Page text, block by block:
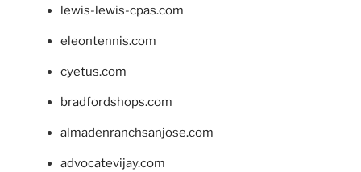
lewis-lewis-cpas.com
eleontennis.com
cyetus.com
bradfordshops.com
almadenranchsanjose.com
advocatevijay.com